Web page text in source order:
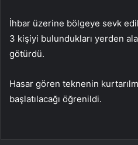
İhbar üzerine bölgeye sevk
3 kişiyi bulundukları yerden
götürdü.
Hasar gören teknenin
başlatılacağı öğrenildi.